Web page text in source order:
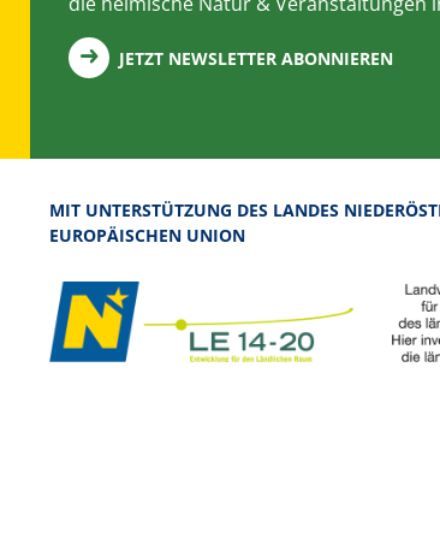
JETZT NEWSLETTER ABONNIEREN
MIT UNTERSTÜTZUNG DES LANDES
EUROPÄISCHEN UNION